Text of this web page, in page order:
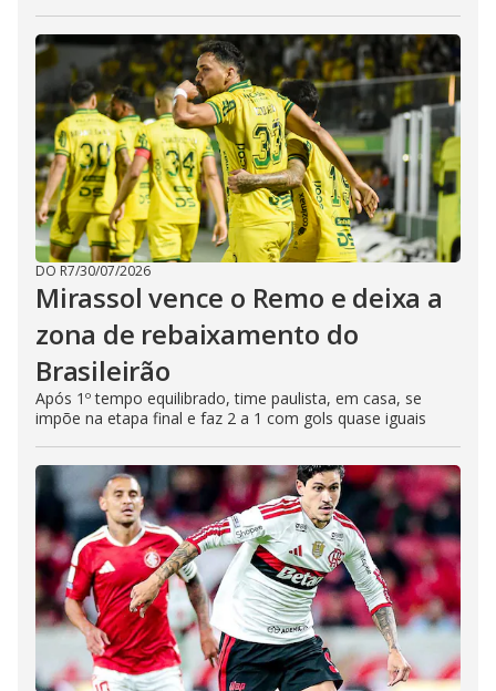
DO R7/30/07/2026
Mirassol vence o Remo e deixa a
zona de rebaixamento do
Brasileirão
Após 1º tempo equilibrado, time paulista, em casa, se
impõe na etapa final e faz 2 a 1 com gols quase iguais